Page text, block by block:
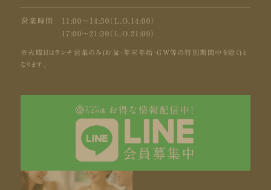
営業時間
11:00〜14:30（L.O.14:00）
17:00〜21:30（L.O.21:00）
※火曜日はランチ営業のみ(お盆・年末年始・GW等の特別期間中を除く)と
なります。